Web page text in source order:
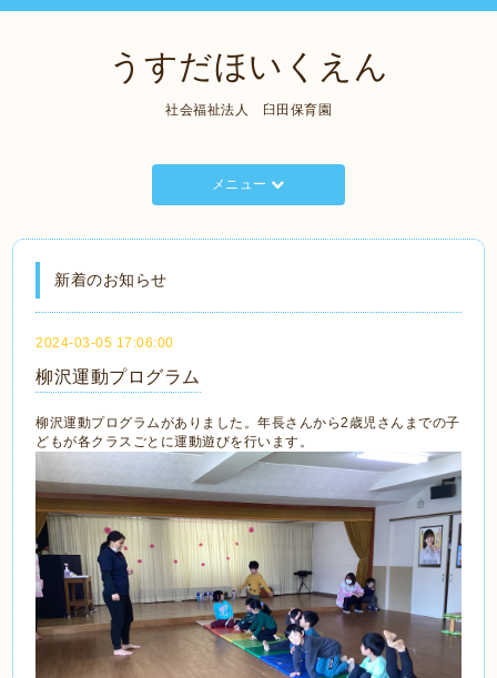
うすだほいくえん
社会福祉法人 臼田保育園
メニュー
新着のお知らせ
2024-03-05 17:06:00
柳沢運動プログラム
柳沢運動プログラムがありました。年長さんから2歳児さんまでの子
どもが各クラスごとに運動遊びを行います。